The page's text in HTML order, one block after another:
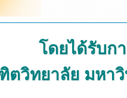
โดยได้รับก
วิทยาลัย มหา